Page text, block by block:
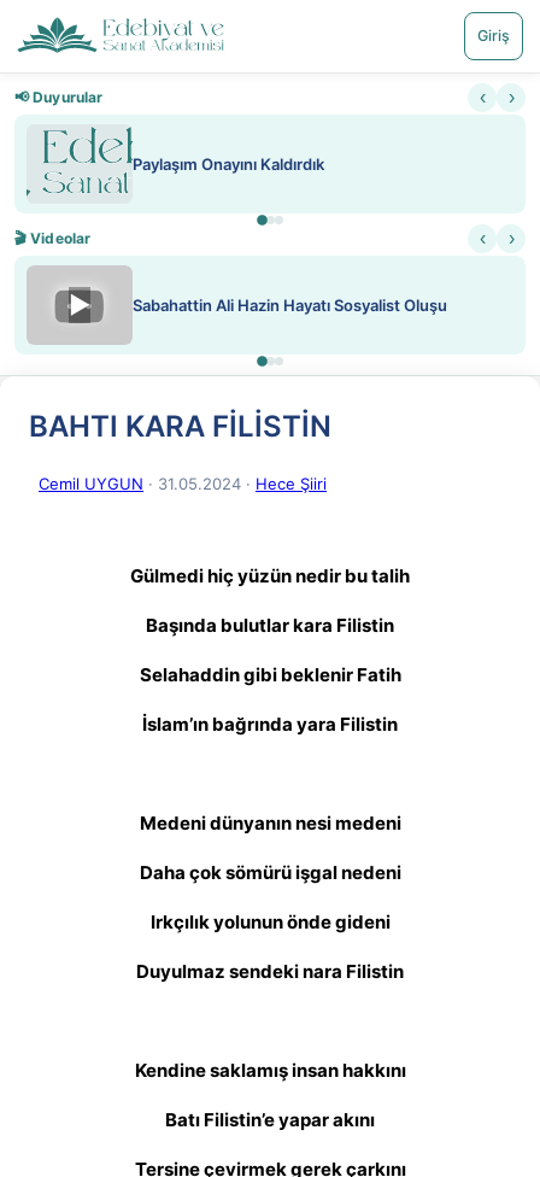
Giriş
📢 Duyurular ‹ ›
Paylaşım Onayını Kaldırdık
🎬 Videolar ‹ ›
▶ Sabahattin Ali Hazin Hayatı Sosyalist Oluşu
BAHTI KARA FİLİSTİN
Cemil UYGUN · 31.05.2024 · Hece Şiiri
Gülmedi hiç yüzün nedir bu talih
Başında bulutlar kara Filistin
Selahaddin gibi beklenir Fatih
İslam’ın bağrında yara Filistin
Medeni dünyanın nesi medeni
Daha çok sömürü işgal nedeni
Irkçılık yolunun önde gideni
Duyulmaz sendeki nara Filistin
Kendine saklamış insan hakkını
Batı Filistin’e yapar akını
Tersine çevirmek gerek çarkını